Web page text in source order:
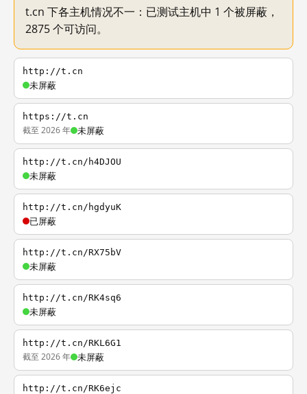
t.cn 下各主机情况不一：已测试主机中 1 个被屏蔽，
2875 个可访问。
http://t.cn
未屏蔽
https://t.cn
截至 2026 年 未屏蔽
http://t.cn/h4DJOU
未屏蔽
http://t.cn/hgdyuK
已屏蔽
http://t.cn/RX75bV
未屏蔽
http://t.cn/RK4sq6
未屏蔽
http://t.cn/RKL6G1
截至 2026 年 未屏蔽
http://t.cn/RK6ejc